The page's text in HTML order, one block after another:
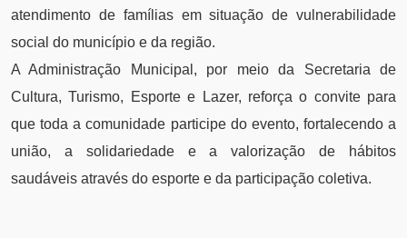
atendimento de famílias em situação de vulnerabilidade
social do município e da região.
A Administração Municipal, por meio da Secretaria de
Cultura, Turismo, Esporte e Lazer, reforça o convite para
que toda a comunidade participe do evento, fortalecendo a
união, a solidariedade e a valorização de hábitos
saudáveis através do esporte e da participação coletiva.